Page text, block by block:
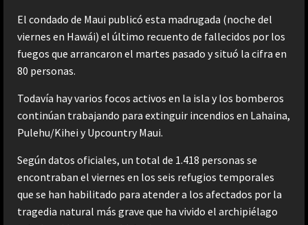
El condado de Maui publicó esta madrugada (noche del
viernes en Hawái) el último recuento de fallecidos por los
fuegos que arrancaron el martes pasado y situó la cifra en
80 personas.
Todavía hay varios focos activos en la isla y los bomberos
continúan trabajando para extinguir incendios en Lahaina,
Pulehu/Kihei y Upcountry Maui.
Según datos oficiales, un total de 1.418 personas se
encontraban el viernes en los seis refugios temporales
que se han habilitado para atender a los afectados por la
tragedia natural más grave que ha vivido el archipiélago